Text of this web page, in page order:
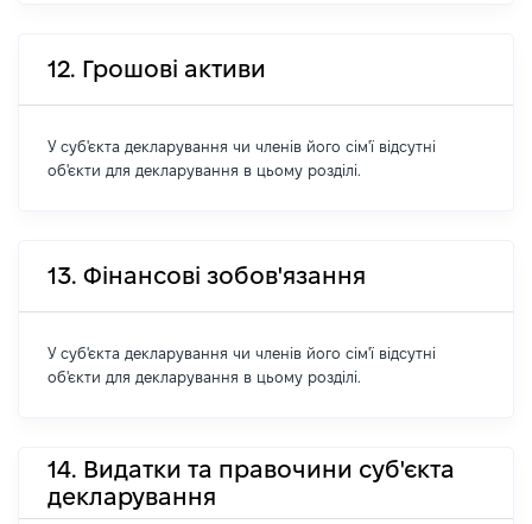
12. Грошові активи
У суб'єкта декларування чи членів його сім'ї відсутні
об'єкти для декларування в цьому розділі.
13. Фінансові зобов'язання
У суб'єкта декларування чи членів його сім'ї відсутні
об'єкти для декларування в цьому розділі.
14. Видатки та правочини суб'єкта
декларування